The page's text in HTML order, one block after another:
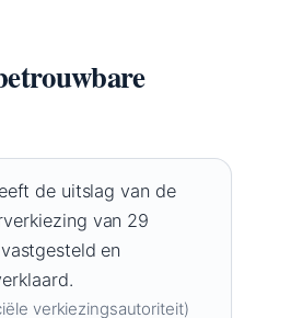
de uitslag van de
van 29
en
verkiezingsautoriteit)